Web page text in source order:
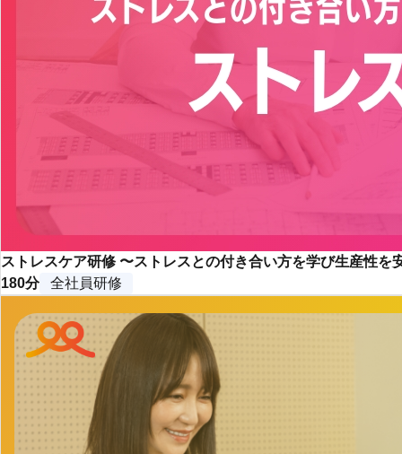
ストレスケア研修 〜ストレスとの付き合い方を学び生産性を
180分
全社員研修